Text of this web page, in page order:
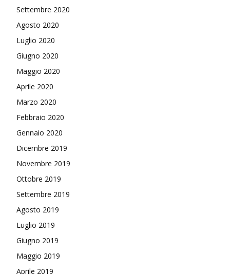
Settembre 2020
Agosto 2020
Luglio 2020
Giugno 2020
Maggio 2020
Aprile 2020
Marzo 2020
Febbraio 2020
Gennaio 2020
Dicembre 2019
Novembre 2019
Ottobre 2019
Settembre 2019
Agosto 2019
Luglio 2019
Giugno 2019
Maggio 2019
Aprile 2019